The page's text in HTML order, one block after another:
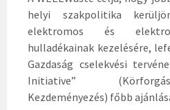
helyi szakpolitika
elektromos és
hulladékainak kezelésére,
Gazdaság cselekvési
Initiative”
Kezdeményezés) főbb